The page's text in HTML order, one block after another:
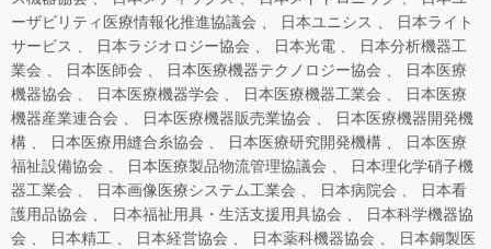
ーザビリティ医療情報化推進協議会
日本ユニシス
日本ライト
サービス
日本ラジオロジー協会 日本光電
日本分析機器工
業会
日本医師会 日本医療機器テクノロジー協会
日本医療
機器協会
日本医療機器学会 日本医療機器工業会
日本医療
機器産業連合会
日本医療機器販売業協会
日本医療機器開発機
構
日本医療用縫合糸協会 日本医療研究開発機構
日本医療
福祉設備協会
日本医療製品物流管理協議会
日本理化学硝子機
器工業会
日本画像医療システム工業会 日本病院会
日本看
護用品協会
日本福祉用具・生活支援用具協会
日本科学機器協
会
日本精工 日本経営協会 日本薬科機器協会
日本鋼製医